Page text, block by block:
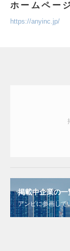
ホームペー
https://anyinc.jp/
掲載中企業の一
アンビに参画して